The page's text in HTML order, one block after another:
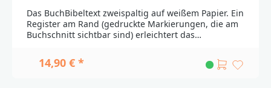
Das BuchBibeltext zweispaltig auf weißem Papier. Ein
Register am Rand (gedruckte Markierungen, die am
Buchschnitt sichtbar sind) erleichtert das
Einband eignet sich ideal für eine individuelle
Gestaltung durch Bemalen, Beschreiben oder
14,90 € *